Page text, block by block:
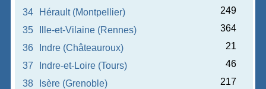
34
Hérault (Montpellier)
249
35
Ille-et-Vilaine (Rennes)
364
36
Indre (Châteauroux)
21
37
Indre-et-Loire (Tours)
46
38
Isère (Grenoble)
217